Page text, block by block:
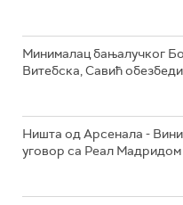
Минималац бањалучког
Витебска, Савић
Ништа од Арсенала -
уговор са Реал Мадридом